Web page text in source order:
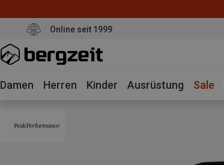
Online seit 1999
Damen Herren Kinder Ausrüstung Sale